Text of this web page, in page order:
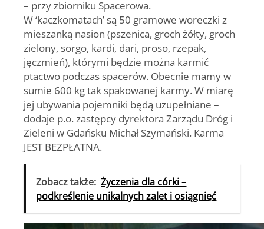
– przy zbiorniku Spacerowa.
W ‘kaczkomatach’ są 50 gramowe woreczki z
mieszanką nasion (pszenica, groch żółty, groch
zielony, sorgo, kardi, dari, proso, rzepak,
jęczmień), którymi będzie można karmić
ptactwo podczas spacerów. Obecnie mamy w
sumie 600 kg tak spakowanej karmy. W miarę
jej ubywania pojemniki będą uzupełniane –
dodaje p.o. zastępcy dyrektora Zarządu Dróg i
Zieleni w Gdańsku Michał Szymański. Karma
JEST BEZPŁATNA.
Zobacz także: Życzenia dla córki –
podkreślenie unikalnych zalet i osiągnięć